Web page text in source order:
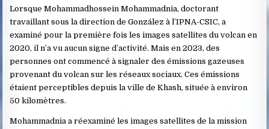
Lorsque Mohammadhossein Mohammadnia, doctorant
travaillant sous la direction de González à l’IPNA-CSIC, a
examiné pour la première fois les images satellites du volcan en
2020, il n’a vu aucun signe d’activité. Mais en 2023, des
personnes ont commencé à signaler des émissions gazeuses
provenant du volcan sur les réseaux sociaux. Ces émissions
étaient perceptibles depuis la ville de Khash, située à environ
50 kilomètres.
Mohammadnia a réexaminé les images satellites de la mission